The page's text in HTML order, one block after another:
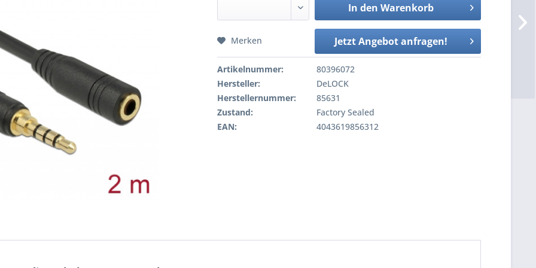
In den Warenkorb
Jetzt Angebot anfragen!
Merken
Artikelnummer:
80396072
Hersteller:
DeLOCK
Herstellernummer:
85631
Zustand:
Factory Sealed
EAN:
4043619856312